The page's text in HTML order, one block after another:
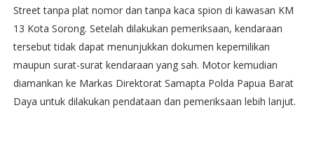
Street tanpa plat nomor dan tanpa kaca spion di kawasan KM
13 Kota Sorong. Setelah dilakukan pemeriksaan, kendaraan
tersebut tidak dapat menunjukkan dokumen kepemilikan
maupun surat-surat kendaraan yang sah. Motor kemudian
diamankan ke Markas Direktorat Samapta Polda Papua Barat
Daya untuk dilakukan pendataan dan pemeriksaan lebih lanjut.